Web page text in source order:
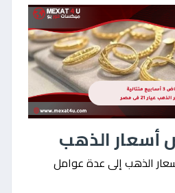
أسعار الذهب
الذهب إلى عدة عوامل